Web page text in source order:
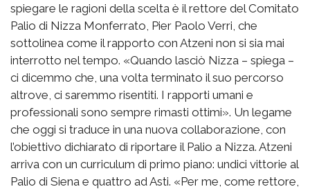
spiegare le ragioni della scelta è il rettore del Comitato
Palio di Nizza Monferrato, Pier Paolo Verri, che
sottolinea come il rapporto con Atzeni non si sia mai
interrotto nel tempo. «Quando lasciò Nizza – spiega –
ci dicemmo che, una volta terminato il suo percorso
altrove, ci saremmo risentiti. I rapporti umani e
professionali sono sempre rimasti ottimi». Un legame
che oggi si traduce in una nuova collaborazione, con
l’obiettivo dichiarato di riportare il Palio a Nizza. Atzeni
arriva con un curriculum di primo piano: undici vittorie al
Palio di Siena e quattro ad Asti. «Per me, come rettore,